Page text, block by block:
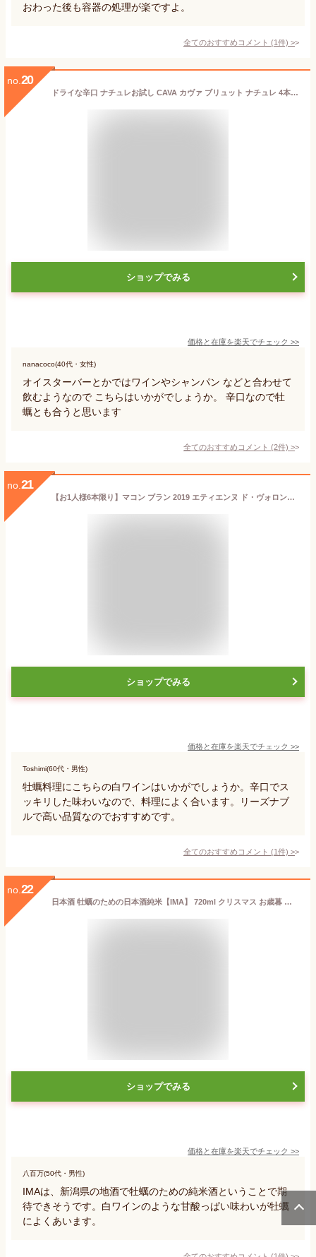
おわった後も容器の処理が楽ですよ。
全てのおすすめコメント (1件) >
no. 20
ドライな辛口 ナチュレお試し CAVA カヴァ ブリュット ナチュレ 4本セット★ver102★ [NV] スパークリングワイン 白 辛口 各750ml 【送料込】／スペイン D.O.カヴァ／カバ ナチューレ 泡 発泡 スペインワインセット スパークリングワインセット
ショップでみる
価格と在庫を楽天でチェック >>
nanacoco(40代・女性)
オイスターバーとかではワインやシャンパン などと合わせて
飲むようなので こちらはいかがでしょうか。 辛口なので牡
蠣とも合うと思います
全てのおすすめコメント (2件) >
no. 21
【お1人様6本限り】マコン ブラン 2019 エティエンヌ ド・ヴォロンザック ドメーヌ ド ロシュバン シャルドネ種100％ AOCマコン ブラン 辛口 白Macon Blanc 2019 ETIENNE DE VOLONZAC (Domaine de Rochebin) AOC Macon Blanc
ショップでみる
価格と在庫を楽天でチェック >>
Toshimi(60代・男性)
牡蠣料理にこちらの白ワインはいかがでしょうか。辛口でス
ッキリした味わいなので、料理によく合います。リーズナブ
ルで高い品質なのでおすすめです。
全てのおすすめコメント (1件) >
no. 22
日本酒 牡蠣のための日本酒純米【IMA】 720ml クリスマス お歳暮 ギフト プレゼント 男性 女性 【化粧箱付き】【新潟地酒 おしゃれ 内祝い お返し 退職祝い 結婚祝い 出産祝い 贈り物 お酒】【あす楽】
ショップでみる
価格と在庫を楽天でチェック >>
八百万(50代・男性)
IMAは、新潟県の地酒で牡蠣のための純米酒ということで期
待できそうです。白ワインのような甘酸っぱい味わいが牡蠣
によくあいます。